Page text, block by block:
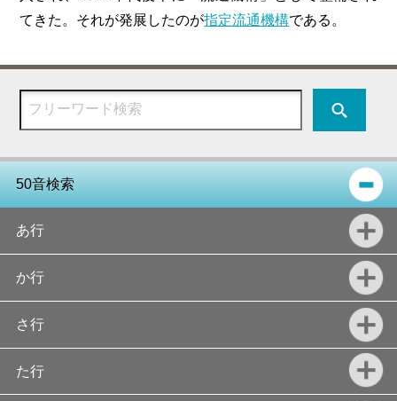
てきた。それが発展したのが指定流通機構である。
50音検索
あ行
か行
さ行
た行